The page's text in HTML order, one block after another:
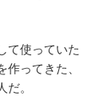
て使っていた
ってきた、
。